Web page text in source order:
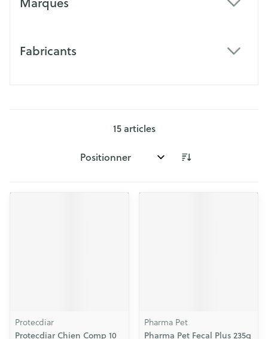
Fabricants
15articles
Trier par:
Protecdiar
Protecdiar Chien Comp 10
Pharma Pet
Pharma Pet Fecal Plus 235g